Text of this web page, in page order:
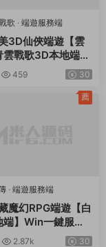
歌 · 端遊服務端
3D仙俠端遊【雲
雲戰歌3D本地端】
務端+PC客戶端+
視頻架設教程
459 30
· 端遊服務端
魔幻RPG端遊【白
端】Win一鍵服務
戶端+GM工具+視
2.87k 30
薦